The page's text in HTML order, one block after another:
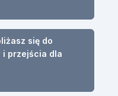
się do
i przejścia dla